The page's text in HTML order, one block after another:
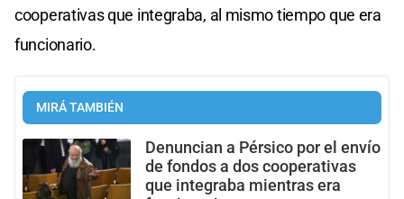
cooperativas que integraba, al mismo tiempo que era
funcionario.
MIRÁ TAMBIÉN
Denuncian a Pérsico por el envío
de fondos a dos cooperativas
que integraba mientras era